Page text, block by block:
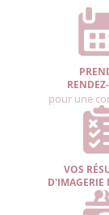
pour une
VOS
D'IMAGERIE